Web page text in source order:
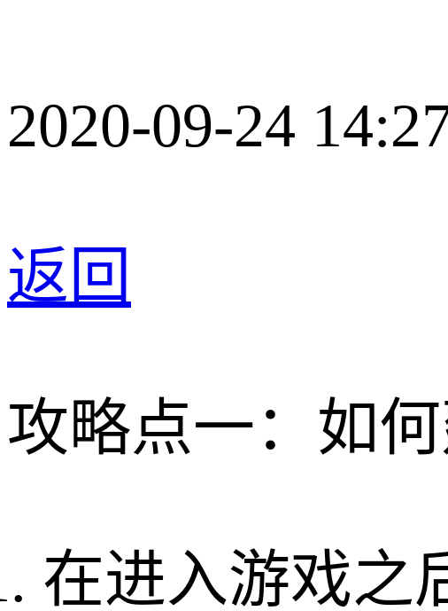
2020-09-24
返回
攻略点一：如
在进入游戏之